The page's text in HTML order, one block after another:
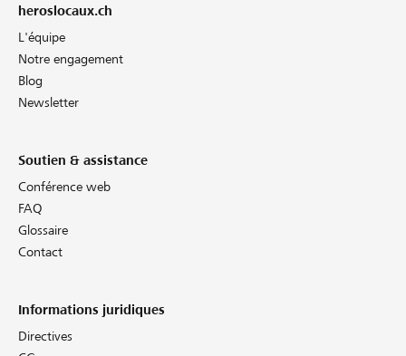
heroslocaux.ch
L'équipe
Notre engagement
Blog
Newsletter
Soutien & assistance
Conférence web
FAQ
Glossaire
Contact
Informations juridiques
Directives